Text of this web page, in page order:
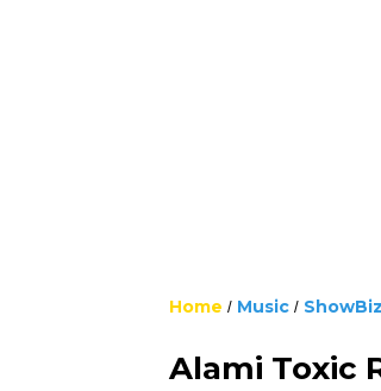
Home / Music / ShowBiz
Alami Toxic